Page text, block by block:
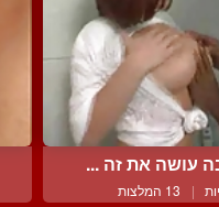
עושה את זה ...
| 13 המלצות